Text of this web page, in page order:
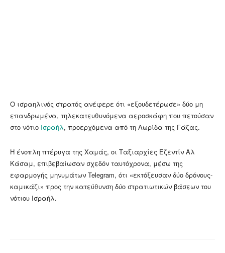
Ο ισραηλινός στρατός ανέφερε ότι «εξουδετέρωσε» δύο μη
επανδρωμένα, τηλεκατευθυνόμενα αεροσκάφη που πετούσαν
στο νότιο Ισραήλ, προερχόμενα από τη Λωρίδα της Γάζας.
Η ένοπλη πτέρυγα της Χαμάς, οι Ταξιαρχίες Εζεντίν Αλ
Κάσαμ, επιβεβαίωσαν σχεδόν ταυτόχρονα, μέσω της
εφαρμογής μηνυμάτων Telegram, ότι «εκτόξευσαν δύο δρόνους-
καμικάζι» προς την κατεύθυνση δύο στρατιωτικών βάσεων του
νότιου Ισραήλ.